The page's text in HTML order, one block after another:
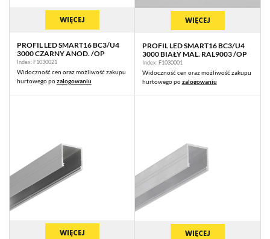
WIĘCEJ
PROFIL LED SMART16 BC3/U4
3000 CZARNY ANOD. /OP
Index: F1030021
Widoczność cen oraz możliwość zakupu
hurtowego pozalogowaniu
WIĘCEJ
PROFIL LED SMART16 BC3/U4
3000 BIAŁY MAL. RAL9003 /OP
Index: F1030001
Widoczność cen oraz możliwość zakupu
hurtowego pozalogowaniu
WIĘCEJ WIĘCEJ